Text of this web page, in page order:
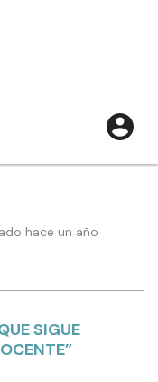
hace un año
SIGUE